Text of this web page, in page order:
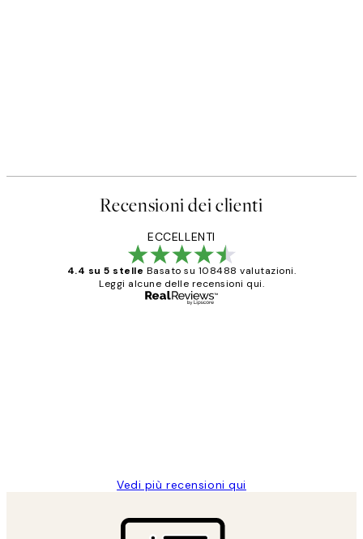
Recensioni dei clienti
ECCELLENTI
4.4 su 5 stelle Basato su 108488 valutazioni.
Leggi alcune delle recensioni qui.
Vedi più recensioni qui